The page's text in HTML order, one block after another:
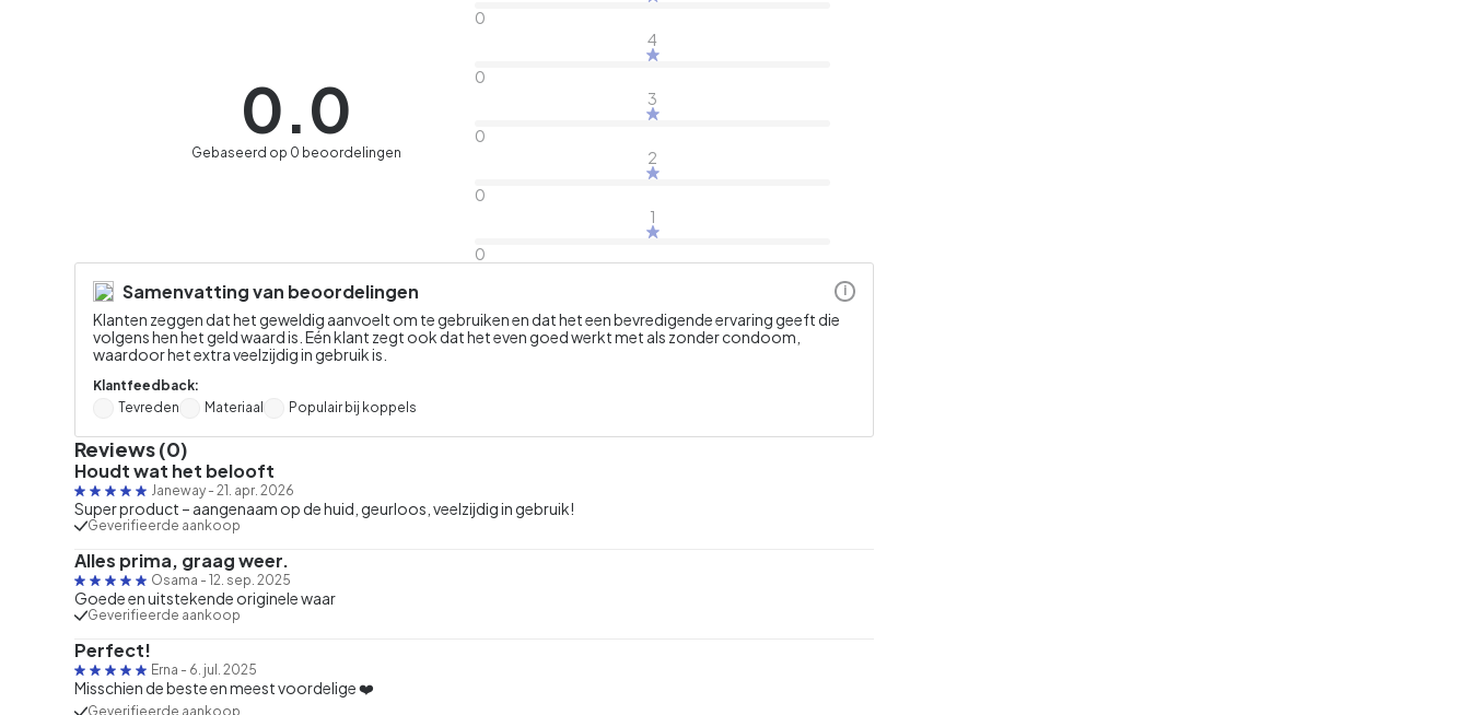
0.0
Gebaseerd op 0 beoordelingen
0
4
0
3
0
2
0
1
0
Samenvatting van beoordelingen
Klanten zeggen dat het geweldig aanvoelt om te gebruiken en dat het een bevredigende ervaring geeft die
volgens hen het geld waard is. Eén klant zegt ook dat het even goed werkt met als zonder condoom,
waardoor het extra veelzijdig in gebruik is.
Klantfeedback:
Tevreden
Materiaal Populair bij koppels
i
Reviews (0)
Houdt wat het belooft
Janeway - 21. apr. 2026
Super product – aangenaam op de huid, geurloos, veelzijdig in gebruik!
Geverifieerde aankoop
Alles prima, graag weer.
Osama - 12. sep. 2025
Goede en uitstekende originele waar
Geverifieerde aankoop
Perfect!
Erna - 6. jul. 2025
Misschien de beste en meest voordelige ❤️
Geverifieerde aankoop